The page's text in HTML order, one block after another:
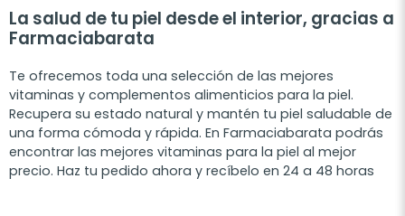
La salud de tu piel desde el interior, gracias a
Farmaciabarata
Te ofrecemos toda una selección de las mejores
vitaminas y complementos alimenticios para la piel.
Recupera su estado natural y mantén tu piel saludable de
una forma cómoda y rápida. En Farmaciabarata podrás
encontrar las mejores vitaminas para la piel al mejor
precio. Haz tu pedido ahora y recíbelo en 24 a 48 horas